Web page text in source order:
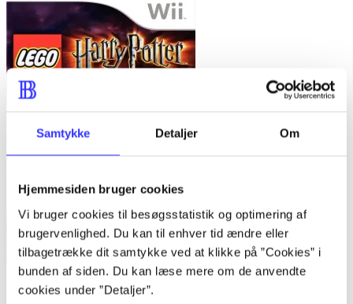
Samtykke Detaljer Om
Hjemmesiden bruger cookies
Vi bruger cookies til besøgsstatistik og optimering af
brugervenlighed. Du kan til enhver tid ændre eller
tilbagetrække dit samtykke ved at klikke på ”Cookies” i
bunden af siden. Du kan læse mere om de anvendte
cookies under ”Detaljer”.
Lego Harry Potter - years 5-7